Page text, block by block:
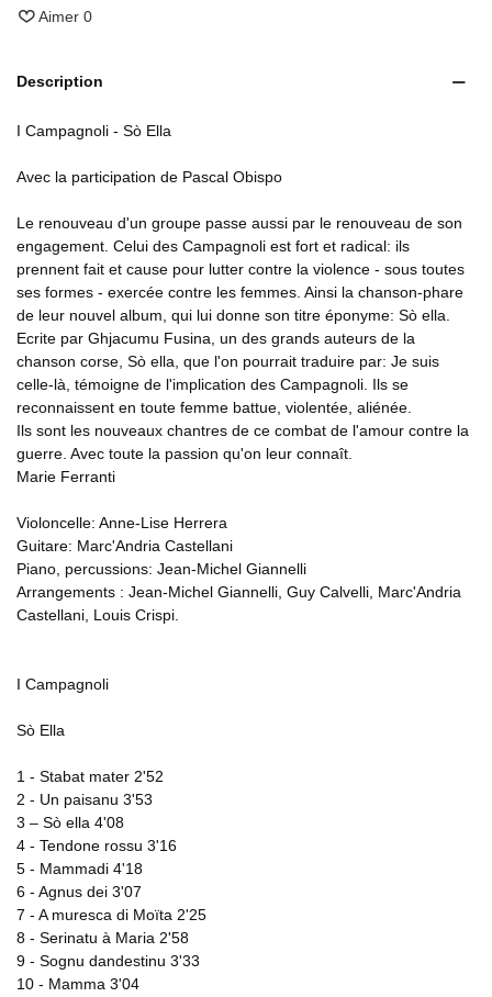
Aimer 0
Description
I Campagnoli - Sò Ella
Avec la participation de Pascal Obispo
Le renouveau d'un groupe passe aussi par le renouveau de son
engagement. Celui des Campagnoli est fort et radical: ils
prennent fait et cause pour lutter contre la violence - sous toutes
ses formes - exercée contre les femmes. Ainsi la chanson-phare
de leur nouvel album, qui lui donne son titre éponyme: Sò ella.
Ecrite par Ghjacumu Fusina, un des grands auteurs de la
chanson corse, Sò ella, que l'on pourrait traduire par: Je suis
celle-là, témoigne de l'implication des Campagnoli. Ils se
reconnaissent en toute femme battue, violentée, aliénée.
Ils sont les nouveaux chantres de ce combat de l'amour contre la
guerre. Avec toute la passion qu'on leur connaît.
Marie Ferranti
Violoncelle: Anne-Lise Herrera
Guitare: Marc'Andria Castellani
Piano, percussions: Jean-Michel Giannelli
Arrangements : Jean-Michel Giannelli, Guy Calvelli, Marc'Andria
Castellani, Louis Crispi.
I Campagnoli
Sò Ella
1 - Stabat mater 2'52
2 - Un paisanu 3'53
3 – Sò ella 4'08
4 - Tendone rossu 3'16
5 - Mammadi 4'18
6 - Agnus dei 3'07
7 - A muresca di Moïta 2'25
8 - Serinatu à Maria 2'58
9 - Sognu dandestinu 3'33
10 - Mamma 3'04